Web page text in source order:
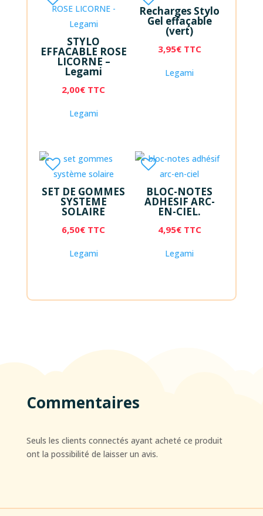
STYLO
EFFACABLE ROSE
LICORNE –
Legami
2,00€ TTC
Legami
Recharges Stylo
Gel effaçable
(vert)
3,95€ TTC
Legami
SET DE GOMMES
SYSTEME
SOLAIRE
6,50€ TTC
Legami
BLOC-NOTES
ADHESIF ARC-
EN-CIEL.
4,95€ TTC
Legami
Commentaires
Seuls les clients connectés ayant acheté ce produit
ont la possibilité de laisser un avis.